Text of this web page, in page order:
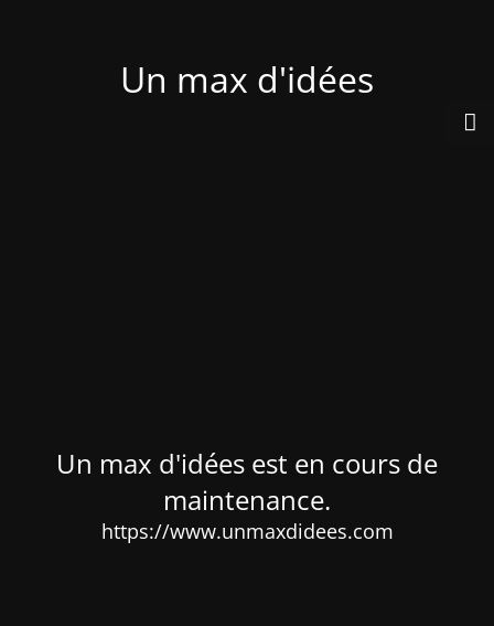
Un max d'idées
Un max d'idées est en cours de
maintenance.
https://www.unmaxdidees.com